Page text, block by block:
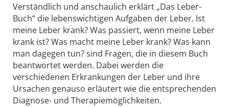
Verständlich und anschaulich erklärt „Das Leber-
Buch“ die lebenswichtigen Aufgaben der Leber. Ist
meine Leber krank? Was passiert, wenn meine Leber
krank ist? Was macht meine Leber krank? Was kann
man dagegen tun? sind Fragen, die in diesem Buch
beantwortet werden. Dabei werden die
verschiedenen Erkrankungen der Leber und ihre
Ursachen genauso erläutert wie die entsprechenden
Diagnose- und Therapiemöglichkeiten.